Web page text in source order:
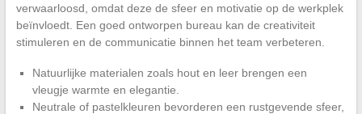
verwaarloosd, omdat deze de sfeer en motivatie op de werkplek
beïnvloedt. Een goed ontworpen bureau kan de creativiteit
stimuleren en de communicatie binnen het team verbeteren.
Natuurlijke materialen zoals hout en leer brengen een
vleugje warmte en elegantie.
Neutrale of pastelkleuren bevorderen een rustgevende sfeer,